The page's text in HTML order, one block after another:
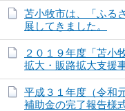
苫小牧市は、「ふる
展してきました。
２０１９年度「苫小
拡大・販路拡大支援
平成３１年度（令和
補助金の完了報告様